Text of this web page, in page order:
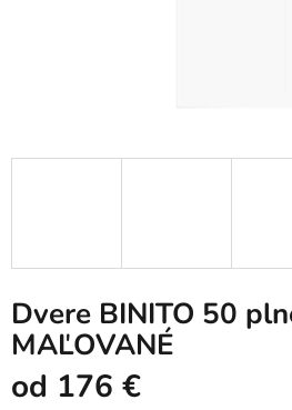
Dvere BINITO 50
MAĽOVANÉ
od 176 €